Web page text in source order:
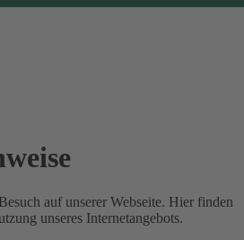
auf unserer Webseite. Hier finden
unseres Internetangebots.